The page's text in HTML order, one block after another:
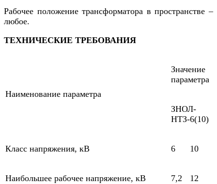
Рабочее положение трансформатора в пространстве –
любое.
ТЕХНИЧЕСКИЕ ТРЕБОВАНИЯ
Наименование параметра
Значение
параметра
ЗНОЛ-
НТЗ-6(10)
Класс напряжения, кВ 6 10
Наибольшее рабочее напряжение, кВ 7,2 12